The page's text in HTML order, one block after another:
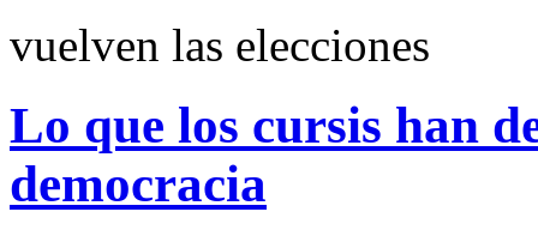
vuelven las elecciones
Lo que los cursis han
democracia